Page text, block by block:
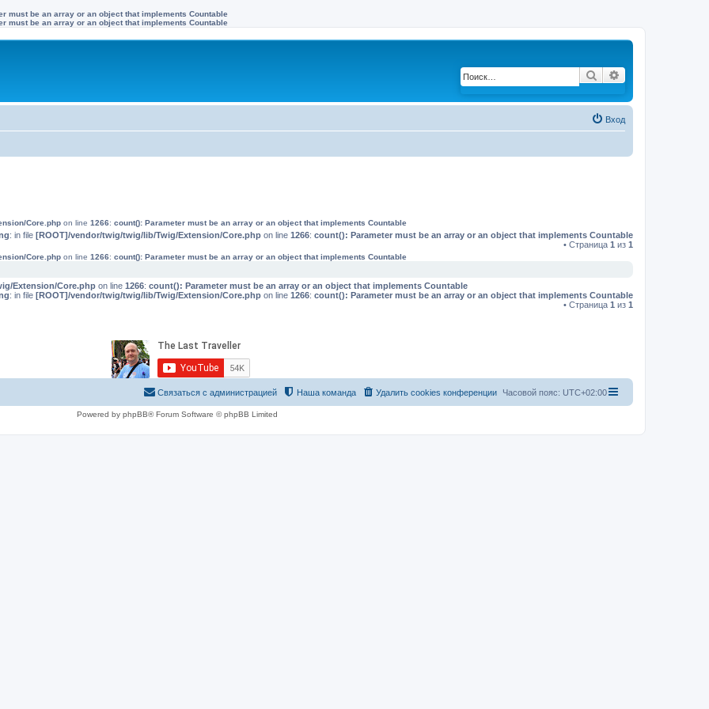
must be an array or an object that implements Countable
must be an array or an object that implements Countable
Поиск
Вход
Core.php on line 1266: count(): Parameter must be an array or an object that implements Countable
: in file [ROOT]/vendor/twig/twig/lib/Twig/Extension/Core.php on line 1266: count(): Parameter must be an array or an object that implements Countable
• Страница 1 из 1
Core.php on line 1266: count(): Parameter must be an array or an object that implements Countable
Extension/Core.php on line 1266: count(): Parameter must be an array or an object that implements Countable
: in file [ROOT]/vendor/twig/twig/lib/Twig/Extension/Core.php on line 1266: count(): Parameter must be an array or an object that implements Countable
• Страница 1 из 1
Часовой пояс: UTC+02:00
Удалить cookies конференции
Наша команда
Связаться с администрацией
Powered by phpBB® Forum Software © phpBB Limited